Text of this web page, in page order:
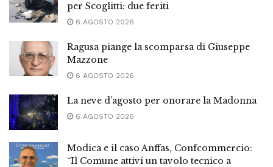
per Scoglitti: due feriti
6 AGOSTO 2026
Ragusa piange la scomparsa di Giuseppe
Mazzone
6 AGOSTO 2026
La neve d’agosto per onorare la Madonna
6 AGOSTO 2026
Modica e il caso Anffas, Confcommercio:
“Il Comune attivi un tavolo tecnico a